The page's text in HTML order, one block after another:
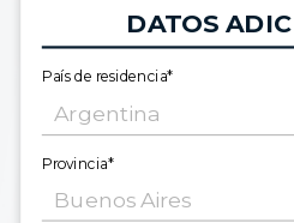
DATOS
País de residencia*
Provincia*